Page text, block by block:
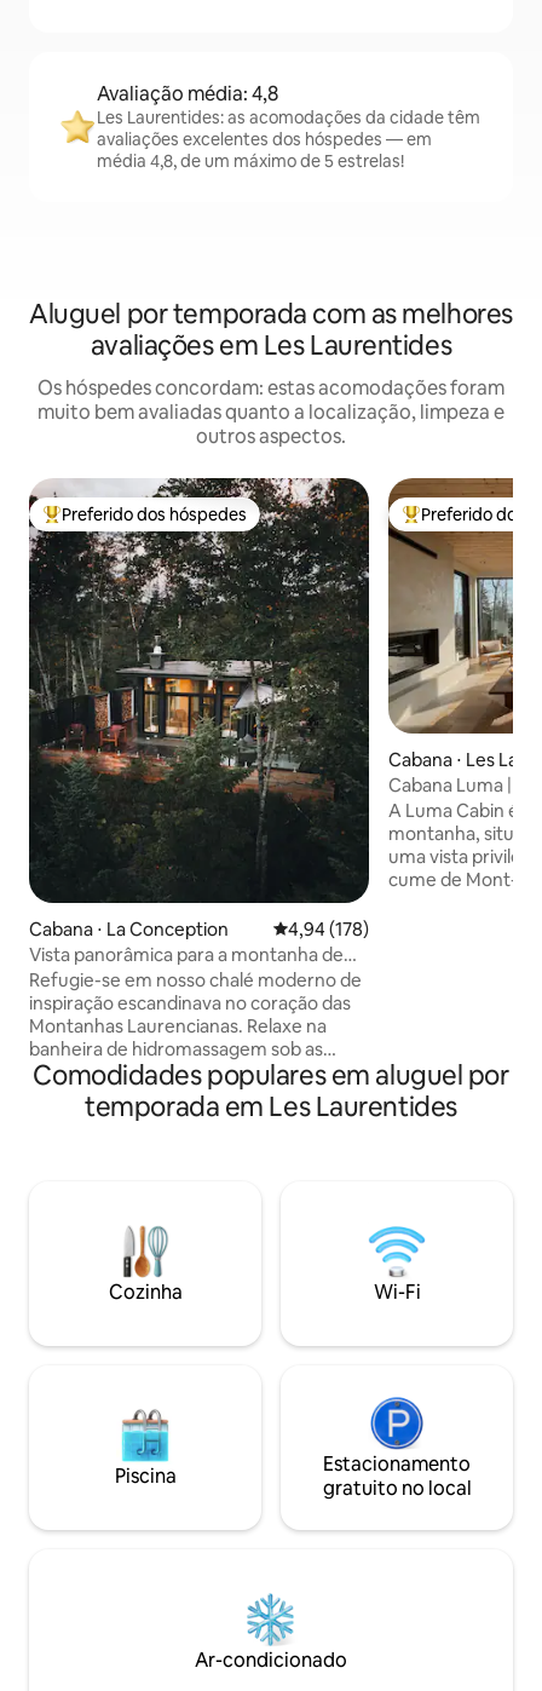
Avaliação média: 4,8
Les Laurentides: as acomodações da cidade têm
avaliações excelentes dos hóspedes — em
média 4,8, de um máximo de 5 estrelas!
Aluguel por temporada com as melhores
avaliações em Les Laurentides
Os hóspedes concordam: estas acomodações foram
muito bem avaliadas quanto a localização, limpeza e
outros aspectos.
Entre os melhores preferidos dos hóspedes
Preferido dos hóspedes
Cabana ⋅ La Conception 4,94 de uma avaliação média de
4,94 (178)
Vista panorâmica para a montanha de
Mont-Tremblant + spa privativo
Refugie-se em nosso chalé moderno de
inspiração escandinava no coração das
Montanhas Laurencianas. Relaxe na
banheira de hidromassagem sob as
estrelas, aconchegue-se perto da lareira
e desfrute de belas vistas para as
montanhas de Mont-Tremblant a partir
perfeito para relaxar, recarregar as
energias e criar momentos
inesquecíveis com a família e os amigos.
Reserve sua estadia e desfrute da
Entre os
Preferido dos
Cabana ⋅ Les
gional County
Cabana Luma |
a montanha |
A Luma Cabin é
montanha,
uma vista
cume de Mont-
oferece uma
privativo com
hidromassagem
Comodidades populares em aluguel por
temporada em Les Laurentides
Cozinha Wi-Fi
Piscina
Estacionamento
gratuito no local
Ar-condicionado